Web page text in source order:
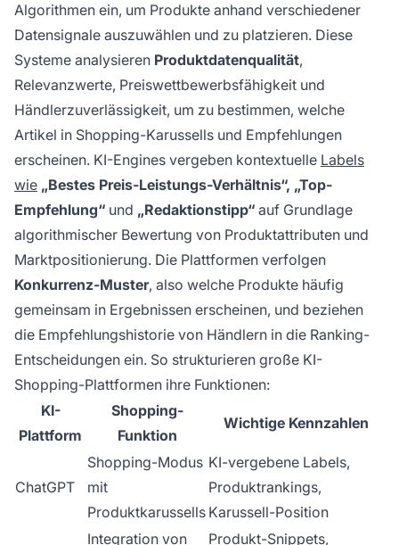
Algorithmen ein, um Produkte anhand verschiedener
Datensignale auszuwählen und zu platzieren. Diese
Systeme analysieren Produktdatenqualität,
Relevanzwerte, Preiswettbewerbsfähigkeit und
Händlerzuverlässigkeit, um zu bestimmen, welche
Artikel in Shopping-Karussells und Empfehlungen
erscheinen. KI-Engines vergeben kontextuelle Labels
wie „Bestes Preis-Leistungs-Verhältnis“, „Top-
Empfehlung“ und „Redaktionstipp“ auf Grundlage
algorithmischer Bewertung von Produktattributen und
Marktpositionierung. Die Plattformen verfolgen
Konkurrenz-Muster, also welche Produkte häufig
gemeinsam in Ergebnissen erscheinen, und beziehen
die Empfehlungshistorie von Händlern in die Ranking-
Entscheidungen ein. So strukturieren große KI-
Shopping-Plattformen ihre Funktionen:
KI-
Plattform
Shopping-
Funktion
Wichtige Kennzahlen
ChatGPT
Shopping-Modus
mit
Produktkarussells
KI-vergebene Labels,
Produktrankings,
Karussell-Position
Integration von Produkt-Snippets,